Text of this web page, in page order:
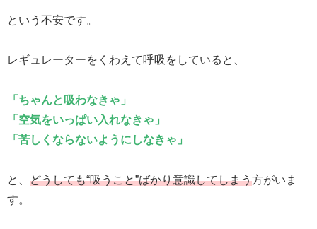
という不安です。
レギュレーターをくわえて呼吸をしていると、
「ちゃんと吸わなきゃ」
「空気をいっぱい入れなきゃ」
「苦しくならないようにしなきゃ」
と、 どうしても“吸うこと”ばかり意識してしまう方がいま
す。